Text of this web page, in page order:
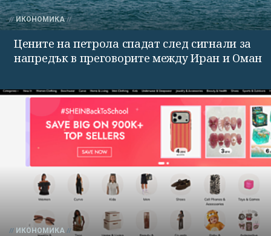
ИКОНОМИКА
Цените на петрола спадат след сигнали за
напредък в преговорите между Иран и Оман
ИКОНОМИКА